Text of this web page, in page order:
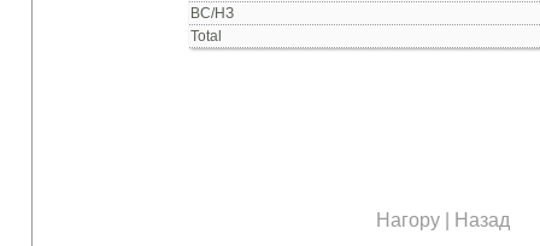
ВС/НЗ
Total
Нагору | Назад